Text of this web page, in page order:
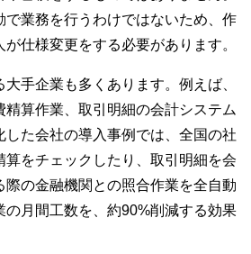
で業務を行うわけではないため、作
仕様変更をする必要があります。
手企業も多くあります。例えば、
算作業、取引明細の会計システム
した会社の導入事例では、全国の社
算をチェックしたり、取引明細を会
際の金融機関との照合作業を全自動
の月間工数を、約90%削減する効果